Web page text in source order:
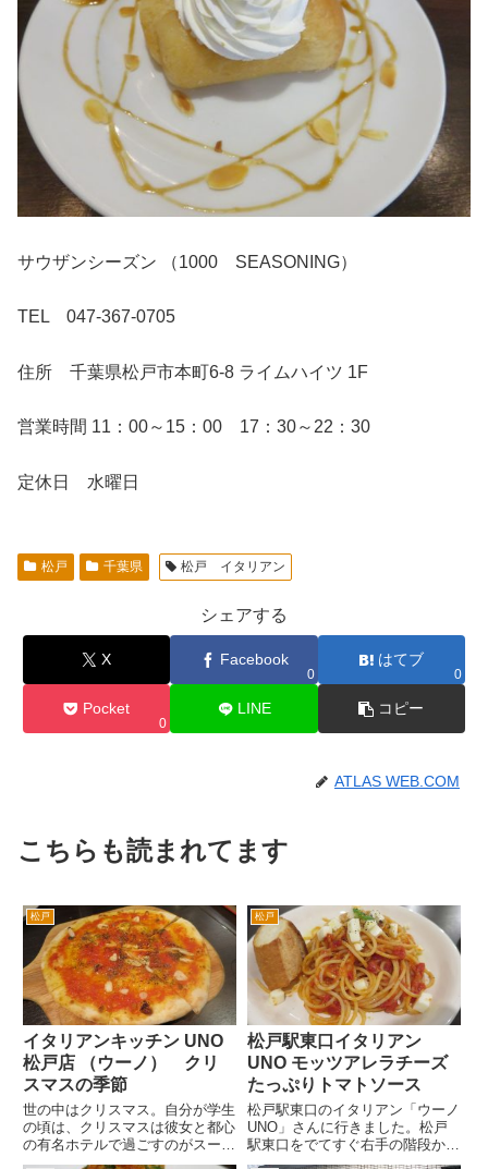
サウザンシーズン （1000 SEASONING）
TEL 047-367-0705
住所 千葉県松戸市本町6-8 ライムハイツ 1F
営業時間 11：00～15：00 17：30～22：30
定休日 水曜日
松戸 千葉県 松戸 イタリアン
シェアする
X Facebook
0
はてブ
0
Pocket
0
LINE コピー
ATLAS WEB.COM
こちらも読まれてます
松戸
イタリアンキッチン UNO
松戸店 （ウーノ） クリ
スマスの季節
世の中はクリスマス。自分が学生
の頃は、クリスマスは彼女と都心
の有名ホテルで過ごすのがスーテ
ータスみたいな時代だった。こな
松戸
松戸駅東口イタリアン
UNO モッツアレラチーズ
たっぷりトマトソース
松戸駅東口のイタリアン「ウーノ
UNO」さんに行きました。松戸
駅東口をでてすぐ右手の階段から
階下に降りて、吉野屋の脇の通り